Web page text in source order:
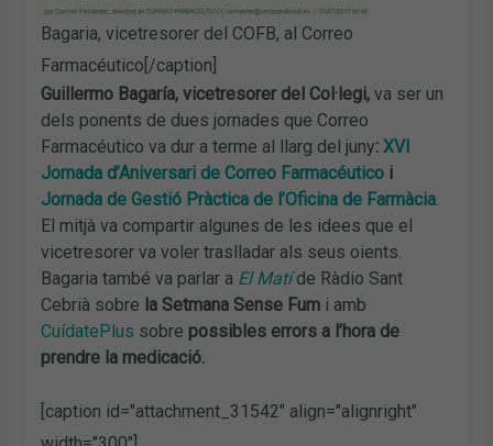
Bagaria, vicetresorer del COFB, al Correo
Farmacéutico[/caption]
Guillermo Bagaría, vicetresorer del Col·legi, va ser un
dels ponents de dues jornades que Correo
Farmacéutico va dur a terme al llarg del juny:XVI
Jornada d’Aniversari de Correo Farmacéutico i
Jornada de Gestió Pràctica de l’Oficina de Farmàcia.
El mitjà va compartir algunes de les idees que el
vicetresorer va voler traslladar als seus oients.
Bagaria també va parlar a El Matíde Ràdio Sant
Cebrià sobre la Setmana Sense Fum i amb
CuídatePlus sobre possibles errors a l’hora de
prendre la medicació.
[caption id="attachment_31542" align="alignright"